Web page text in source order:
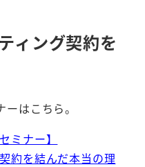
ィング契約を
はこちら。
ミナー】
約を結んだ本当の理